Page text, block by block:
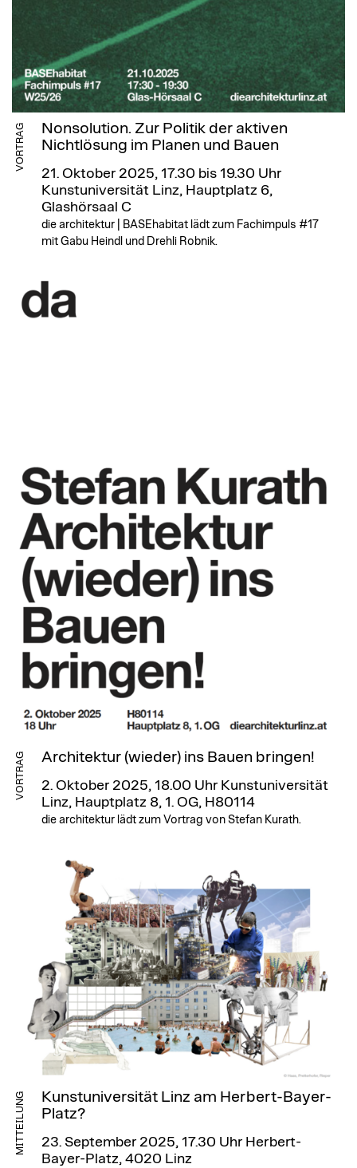
VORTRAG
Nonsolution. Zur Politik der aktiven
Nichtlösung im Planen und Bauen
21. Oktober 2025, 17.30 bis 19.30 Uhr
Kunstuniversität Linz, Hauptplatz 6,
Glashörsaal C
die architektur | BASEhabitat lädt zum Fachimpuls #17
mit Gabu Heindl und Drehli Robnik.
VORTRAG Architektur (wieder) ins Bauen bringen!
2. Oktober 2025, 18.00 Uhr Kunstuniversität
Linz, Hauptplatz 8, 1. OG, H80114
die architektur lädt zum Vortrag von Stefan Kurath.
MITTEILUNG
Kunstuniversität Linz am Herbert-Bayer-
Platz?
23. September 2025, 17.30 Uhr Herbert-
Bayer-Platz, 4020 Linz